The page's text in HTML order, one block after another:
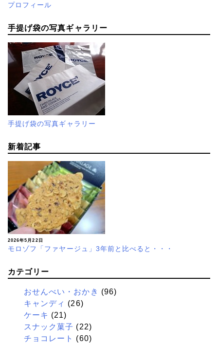
プロフィール
手提げ袋の写真ギャラリー
手提げ袋の写真ギャラリー
新着記事
2026年5月22日
モロゾフ「ファヤージュ」3年前と比べると・・・
カテゴリー
おせんべい・おかき (96)
キャンディ (26)
ケーキ (21)
スナック菓子 (22)
チョコレート
(60)